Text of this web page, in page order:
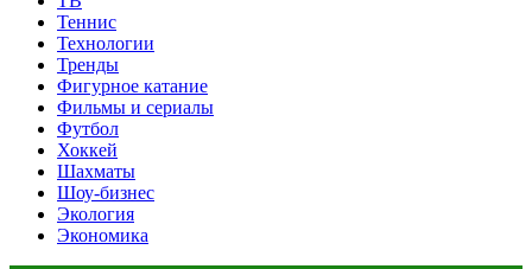
Теннис
Технологии
Тренды
Фигурное катание
Фильмы и сериалы
Футбол
Хоккей
Шахматы
Шоу-бизнес
Экология
Экономика